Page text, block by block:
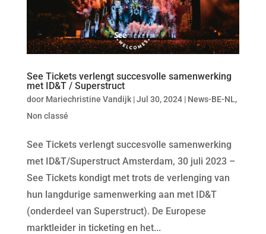
See Tickets verlengt succesvolle samenwerking
met ID&T / Superstruct
door Mariechristine Vandijk|Jul 30, 2024| News-BE-NL,
Non classé
See Tickets verlengt succesvolle samenwerking
met ID&T/Superstruct Amsterdam, 30 juli 2023 –
See Tickets kondigt met trots de verlenging van
hun langdurige samenwerking aan met ID&T
(onderdeel van Superstruct). De Europese
marktleider in ticketing en het...